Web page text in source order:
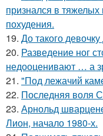
признался в тяжелых
похудения.
19. До такого
20. Разведение ног
недооценивают … а
21. "Под лежачий
22. Последняя воля
23. Арнольд
Лион, начало 1980-х.